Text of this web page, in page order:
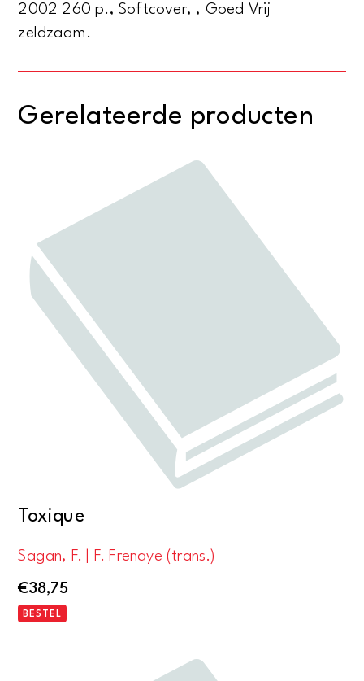
2002 260 p., Softcover, , Goed Vrij
zeldzaam.
Gerelateerde producten
Toxique
Sagan, F. | F. Frenaye (trans.)
€38,75
BESTEL